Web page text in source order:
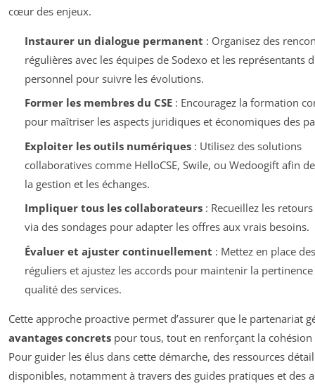
cœur des enjeux.
Instaurer un dialogue permanent : Organisez des
régulières avec les équipes de Sodexo et les représentants
personnel pour suivre les évolutions.
Former les membres du CSE: Encouragez la formation
pour maîtriser les aspects juridiques et économiques des
Exploiter les outils numériques: Utilisez des solutions
collaboratives comme HelloCSE, Swile, ou Wedoogift afin
la gestion et les échanges.
Impliquer tous les collaborateurs: Recueillez les
via des sondages pour adapter les offres aux vrais besoins.
Évaluer et ajuster continuellement : Mettez en place
réguliers et ajustez les accords pour maintenir la pertinence
qualité des services.
Cette approche proactive permet d’assurer que le partenariat
avantages concrets pour tous, tout en renforçant la cohésion
Pour guider les élus dans cette démarche, des ressources
disponibles, notamment à travers des guides pratiques et des